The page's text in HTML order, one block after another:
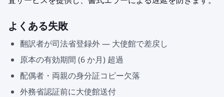
よくある失敗
翻訳者が司法省登録外 — 大使館で差戻し
原本の有効期間 (6 か月) 超過
配偶者・両親の身分証コピー欠落
外務省認証前に大使館送付